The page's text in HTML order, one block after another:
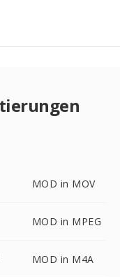
MOD in MOV
MOD in MPEG
MOD in M4A